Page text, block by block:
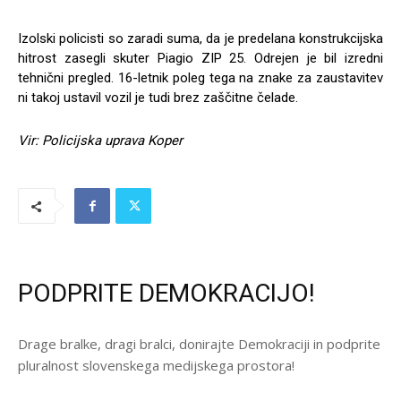
Izolski policisti so zaradi suma, da je predelana konstrukcijska
hitrost zasegli skuter Piagio ZIP 25. Odrejen je bil izredni
tehnični pregled. 16-letnik poleg tega na znake za zaustavitev
ni takoj ustavil vozil je tudi brez zaščitne čelade.
Vir: Policijska uprava Koper
PODPRITE DEMOKRACIJO!
Drage bralke, dragi bralci, donirajte Demokraciji in podprite
pluralnost slovenskega medijskega prostora!